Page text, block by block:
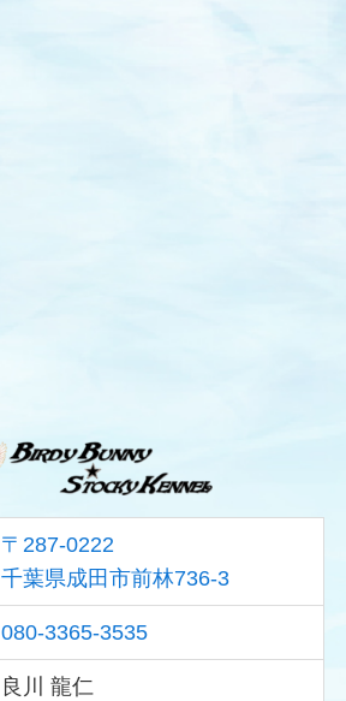
〒287-0222
千葉県成田市前林736-3
080-3365-3535
良川 龍仁